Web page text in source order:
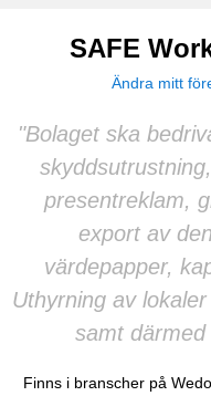
SAFE
Ändra mitt
"Bolaget ska
presentreklam,
export av
värdepapper,
Uthyrning av
samt
Finns i branscher på